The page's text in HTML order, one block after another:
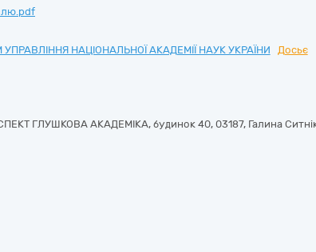
НАЦІОНАЛЬНОЇ АКАДЕМІЇ НАУК УКРАЇНИ
Досьє
ГЛУШКОВА АКАДЕМІКА, будинок 40, 03187, Галина